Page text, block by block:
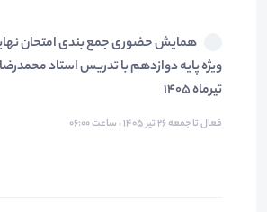
همایش حضوری جمع بندی امتحان
تیرماه 1405
فعال تا جمعه ۲۶ تیر ۱۴۰۵ ، ساعت ۰۶:۰۰